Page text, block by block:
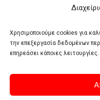
Χρησιμοποιούμε cookies για
την επεξεργασία δεδομένων
επηρεάσει κάποιες λειτουργίες.
Πολυτέλεια δεν είναι το